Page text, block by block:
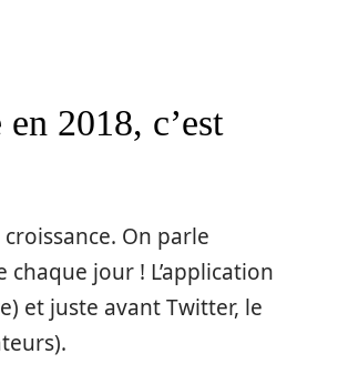
2018, c’est
On parle
jour ! L’application
et juste avant Twitter, le